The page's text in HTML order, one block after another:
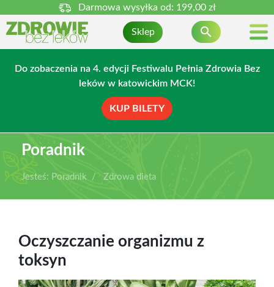
Darmowa wysyłka od: 199,00 zł
Sklep 
Do zobaczenia na 4. edycji Festiwalu Pełnia Zdrowia Bez
leków w katowickim MCK!
KUP BILETY
Poradnik
Jesteś: Poradnik Zdrowa dieta
Oczyszczanie organizmu z
toksyn